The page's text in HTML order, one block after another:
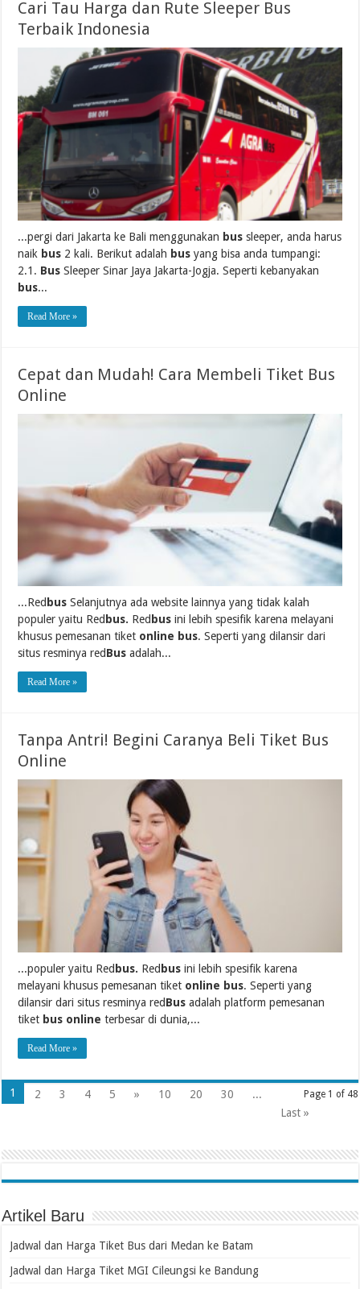
Cari Tau Harga dan Rute Sleeper Bus
Terbaik Indonesia
...pergi dari Jakarta ke Bali menggunakan bus sleeper, anda harus
naik bus 2 kali. Berikut adalah bus yang bisa anda tumpangi:
2.1. Bus Sleeper Sinar Jaya Jakarta-Jogja. Seperti kebanyakan
bus...
Read More »
Cepat dan Mudah! Cara Membeli Tiket Bus
Online
...Red bus Selanjutnya ada website lainnya yang tidak kalah
populer yaitu Red bus. Red bus ini lebih spesifik karena melayani
khusus pemesanan tiket online bus. Seperti yang dilansir dari
situs resminya redBus adalah...
Read More »
Tanpa Antri! Begini Caranya Beli Tiket Bus
Online
...populer yaitu Red bus. Red bus ini lebih spesifik karena
melayani khusus pemesanan tiket online bus. Seperti yang
dilansir dari situs resminya redBus adalah platform pemesanan
tiket bus online terbesar di dunia,...
Read More »
Page 1 of 48
1 2 3 4 5 » 10 20 30
...
Last »
Artikel Baru
Jadwal dan Harga Tiket Bus dari Medan ke Batam
Jadwal dan Harga Tiket MGI Cileungsi ke Bandung